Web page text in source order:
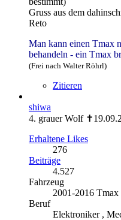
Gruss aus dem
Reto
Man kann einen Tmax
behandeln - ein Tmax
(Frei nach Walter Röhrl)
Zitieren
shiwa
4. grauer Wolf
Erhaltene Likes
276
Beiträge
4.527
Fahrzeug
2001-2016
Beruf
Elektroniker ,